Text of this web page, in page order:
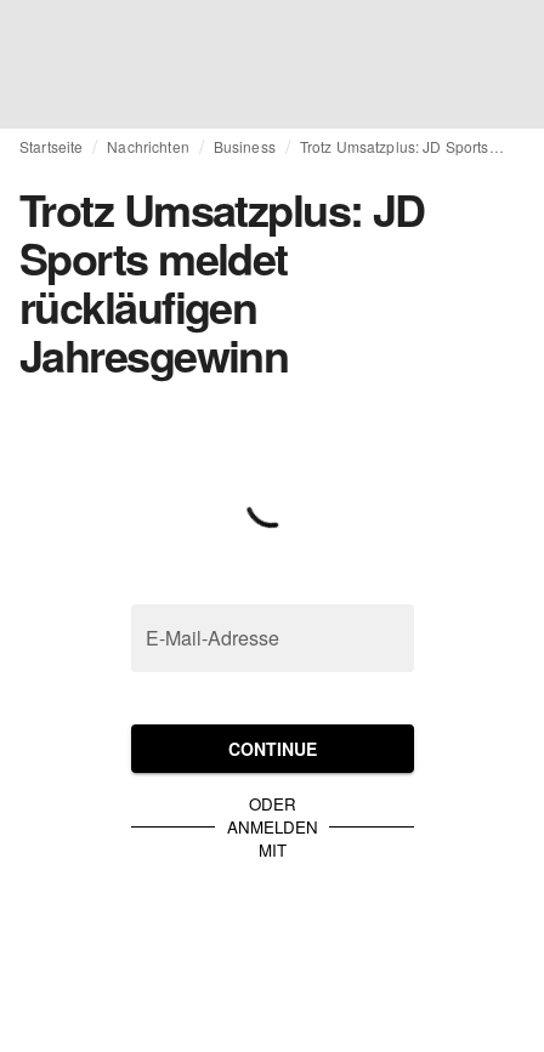
Startseite Nachrichten Business
Trotz Umsatzplus: JD
Sports meldet
rückläufigen
Jahresgewinn
E-Mail-Adresse
CONTINUE
ODER
ANMELDEN
MIT